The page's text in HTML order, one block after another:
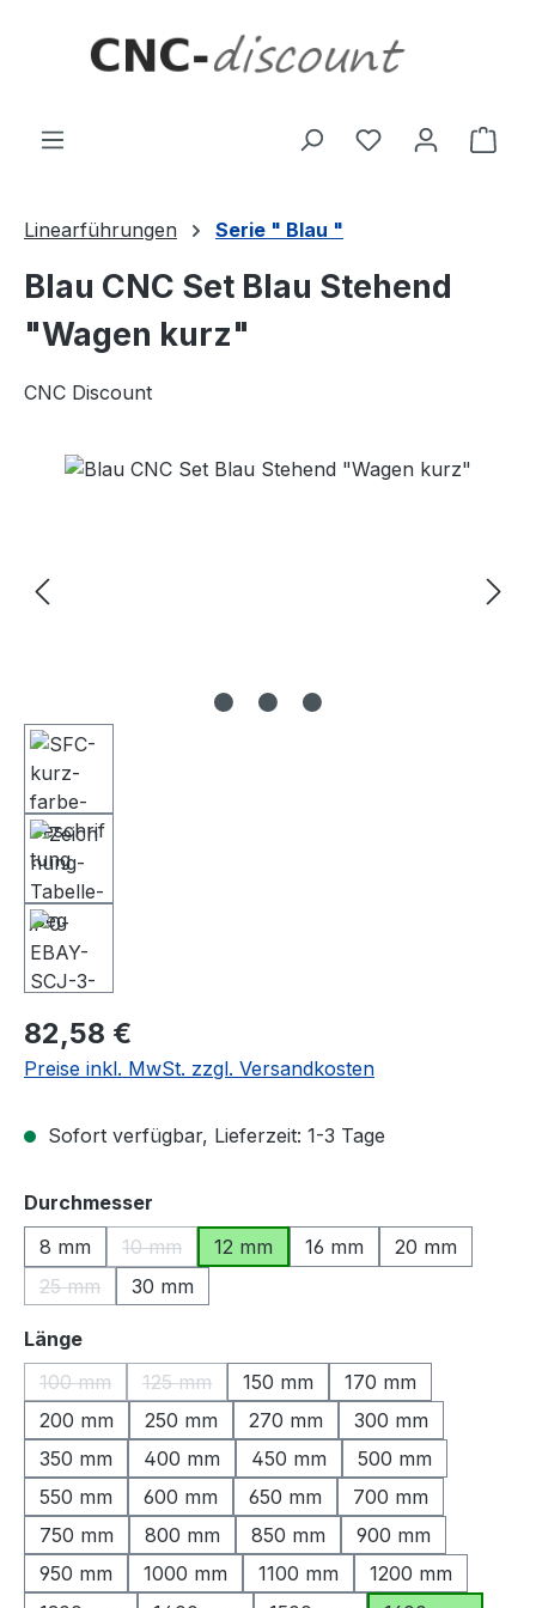
Linearführungen Serie " Blau "
Blau CNC Set Blau Stehend
"Wagen kurz"
CNC Discount
Bildergalerie überspringen
Regulärer Preis:
82,58 €
Preise inkl. MwSt. zzgl. Versandkosten
Sofort verfügbar, Lieferzeit: 1-3 Tage
Durchmesser
8 mm
10 mm
(Diese Option ist zurzeit nicht verfügbar.)
12 mm 16 mm
20 mm
25 mm
(Diese Option ist zurzeit nicht verfügbar.)
30 mm
Längeauswählen
100 mm
(Diese Option ist zurzeit nicht verfügbar.)
125 mm
(Diese Option ist zurzeit nicht verfügbar.)
150 mm
170 mm
200 mm
250 mm 270 mm
300 mm
350 mm
400 mm 450 mm
500 mm
550 mm
600 mm 650 mm
700 mm
750 mm
800 mm 850 mm
900 mm
950 mm
1000 mm 1100 mm
1200 mm